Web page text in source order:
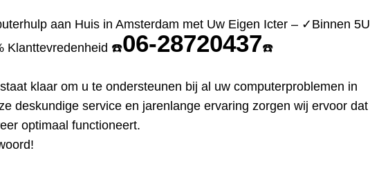
aan Huis in Amsterdam met Uw Eigen Icter – ✓Binnen 5U
Klanttevredenheid ☎️06-28720437☎️
klaar om u te ondersteunen bij al uw computerproblemen in
deskundige service en jarenlange ervaring zorgen wij ervoor dat
optimaal functioneert.